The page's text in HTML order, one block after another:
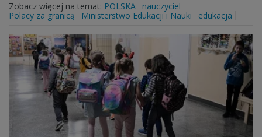
Zobacz więcej na temat: POLSKA
nauczyciel
Polacy za granicą
Ministerstwo Edukacji i Nauki edukacja